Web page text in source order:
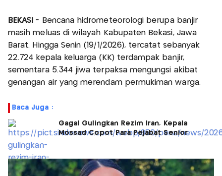
BEKASI- Bencana hidrometeorologi berupa banjir
masih meluas di wilayah Kabupaten Bekasi, Jawa
Barat. Hingga Senin (19/1/2026), tercatat sebanyak
22.724 kepala keluarga (KK) terdampak banjir,
sementara 5.344 jiwa terpaksa mengungsi akibat
genangan air yang merendam permukiman warga.
Baca Juga :
Gagal Gulingkan Rezim Iran, Kepala
Mossad Copot Para Pejabat Senior